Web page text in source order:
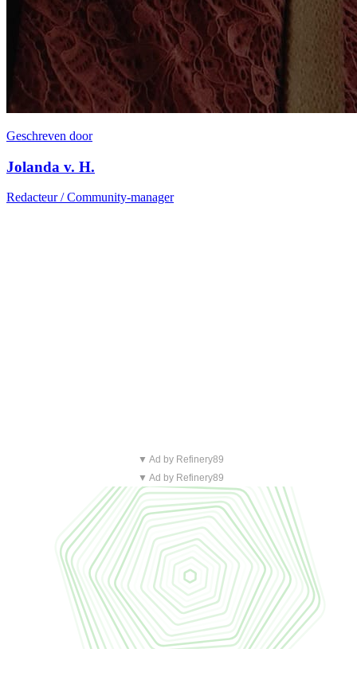
Geschreven door
Jolanda v. H.
Redacteur / Community-manager
▼ Ad by Refinery89
▼ Ad by Refinery89